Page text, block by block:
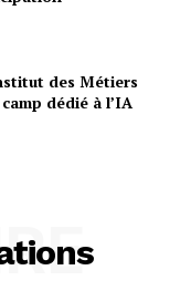
des Métiers
dédié à l’IA